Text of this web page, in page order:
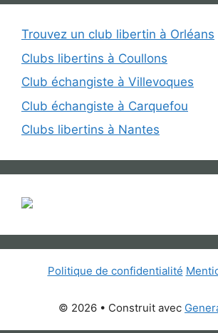
Trouvez un club libertin à Orléans
Clubs libertins à Coullons
Club échangiste à Villevoques
Club échangiste à Carquefou
Clubs libertins à Nantes
Politique de confidentialité
© 2026 • Construit avec